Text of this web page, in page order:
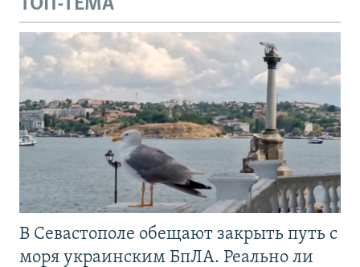
ТОП-ТЕМА
В Севастополе обещают закрыть путь с
моря украинским БпЛА. Реально ли